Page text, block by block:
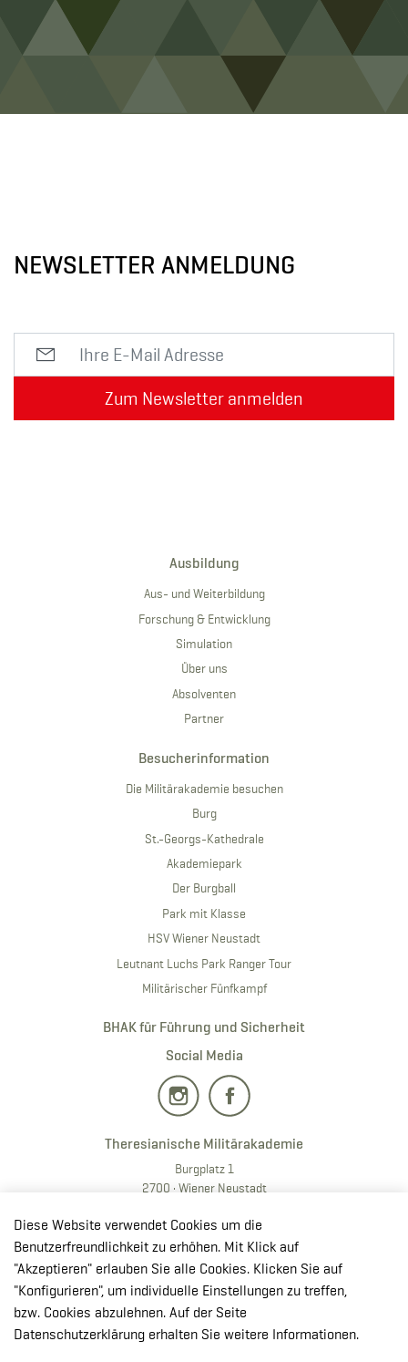
NEWSLETTER ANMELDUNG
Zum Newsletter anmelden
Ausbildung
Aus- und Weiterbildung
Forschung & Entwicklung
Simulation
Über uns
Absolventen
Partner
Besucherinformation
Die Militärakademie besuchen
Burg
St.-Georgs-Kathedrale
Akademiepark
Der Burgball
Park mit Klasse
HSV Wiener Neustadt
Leutnant Luchs Park Ranger Tour
Militärischer Fünfkampf
BHAK für Führung und Sicherheit
Social Media
Theresianische Militärakademie
Burgplatz 1
2700 · Wiener Neustadt
T:+43 50201 20 28901
E:redaktion.milak @bmlv.gv.at
In OpenStreetMap öffnen
↳ Route mit GoogleMaps planen
Diese Website verwendet Cookies um die
Benutzerfreundlichkeit zu erhöhen. Mit Klick auf
"Akzeptieren" erlauben Sie alle Cookies. Klicken Sie auf
"Konfigurieren", um individuelle Einstellungen zu treffen,
bzw. Cookies abzulehnen. Auf der Seite
Datenschutzerklärung erhalten Sie weitere Informationen.